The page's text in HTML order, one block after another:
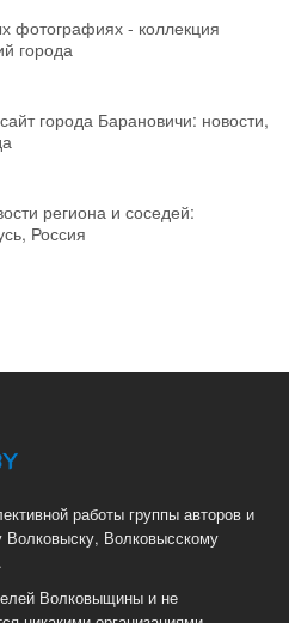
фотографиях - коллекция
города
города Барановичи: новости,
региона и соседей:
Россия
работы группы авторов и
Волковыску, Волковысскому
Волковыщины и не